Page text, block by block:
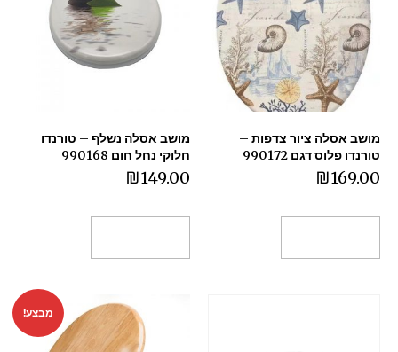
מושב אסלה ציור צדפות –
טורנדו פלוס דגם 990172
₪169.00
מושב אסלה נשלף – טורנדו
חלוקי נחל חום 990168
₪149.00
מבצע!